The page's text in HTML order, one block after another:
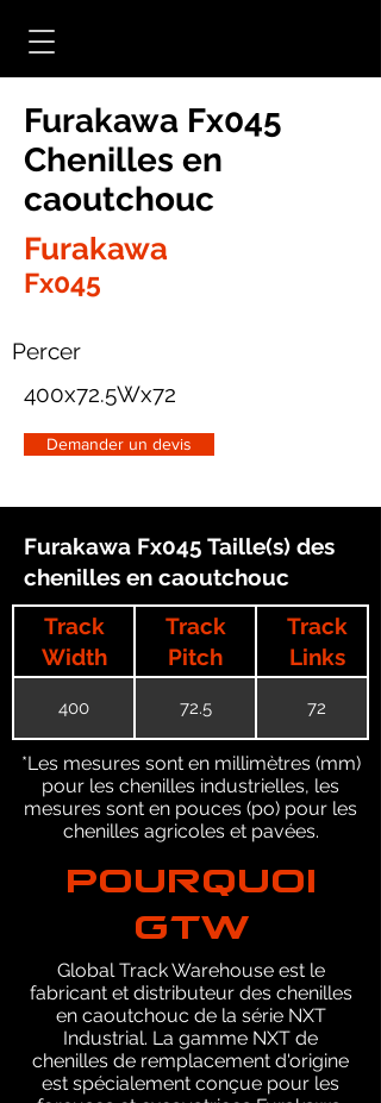
Furakawa Fx045
Chenilles en
caoutchouc
Furakawa
Fx045
Percer
400x72.5Wx72
Demander un devis
Furakawa Fx045 Taille(s) des
chenilles en caoutchouc
Track
Width
Track
Pitch
Track
Links
400 72.5 72
*Les mesures sont en millimètres (mm)
pour les chenilles industrielles, les
mesures sont en pouces (po) pour les
chenilles agricoles et pavées.
POURQUOI
GTW
Global Track Warehouse est le
fabricant et distributeur des chenilles
en caoutchouc de la série NXT
Industrial. La gamme NXT de
chenilles de remplacement d'origine
est spécialement conçue pour les